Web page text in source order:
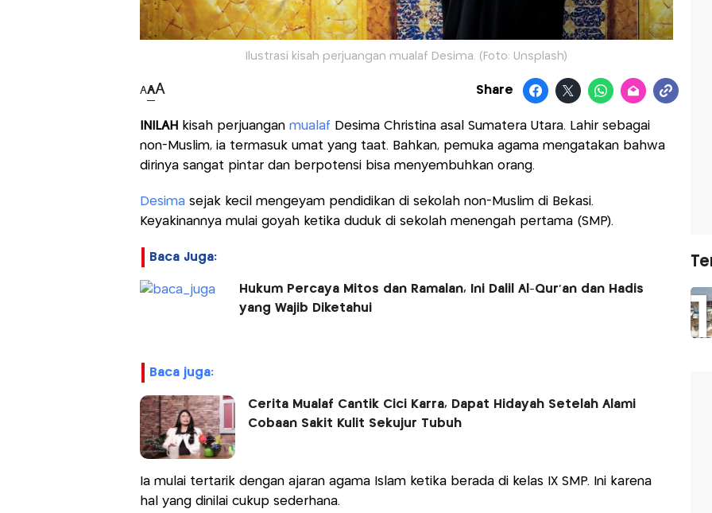
Ilustrasi kisah perjuangan mualaf Desima. (Foto: Unsplash)
AAA Share
INILAH kisah perjuangan mualaf Desima Christina asal Sumatera Utara. Lahir sebagai
non-Muslim, ia termasuk umat yang taat. Bahkan, pemuka agama mengatakan bahwa
dirinya sangat pintar dan berpotensi bisa menyembuhkan orang.
Desimasejak kecil mengeyam pendidikan di sekolah non-Muslim di Bekasi.
Keyakinannya mulai goyah ketika duduk di sekolah menengah pertama (SMP).
Baca Juga:
Hukum Percaya Mitos dan Ramalan, Ini Dalil Al-Qur'an dan Hadis
yang Wajib Diketahui
baca juga:
Cerita Mualaf Cantik Cici Karra, Dapat Hidayah Setelah Alami
Cobaan Sakit Kulit Sekujur Tubuh
Ia mulai tertarik dengan ajaran agama Islam ketika berada di kelas IX SMP. Ini karena
hal yang dinilai cukup sederhana.